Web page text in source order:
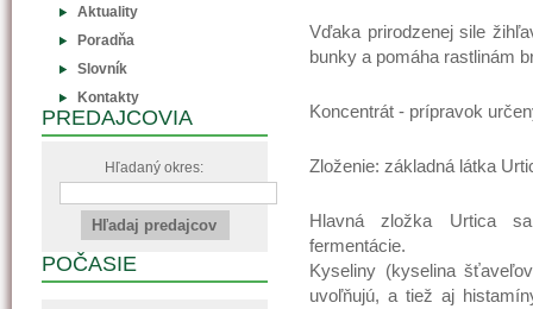
Vďaka prirodzenej sile
bunky a pomáha rastlinám
Koncentrát - prípravok
Zloženie: základná látka
Hlavná zložka Urtica
fermentácie.
Kyseliny (kyselina
uvoľňujú, a tiež aj
Aktuality
Poradňa
Slovník
Kontakty
PREDAJCOVIA
Hľadaný okres:
POČASIE